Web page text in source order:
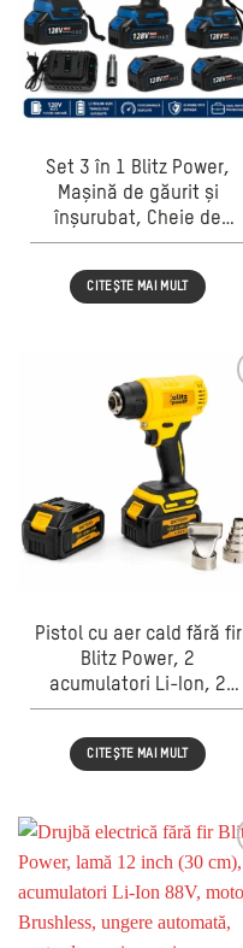
Set 3 în 1 Blitz Power,
Mașină de găurit și
înșurubat, Cheie de
impact și Polizor
unghiular fără fir, 2
acumulatori Li-Ion,
CITEȘTE MAI MULT
Pistol cu aer cald fără fir
Blitz Power, 2
acumulatori Li-Ion, 2
duze incluse, încălzire
rapidă, pentru decapare
vopsea,
dezlipire adezivi,
Galben/Negru
CITEȘTE MAI MULT